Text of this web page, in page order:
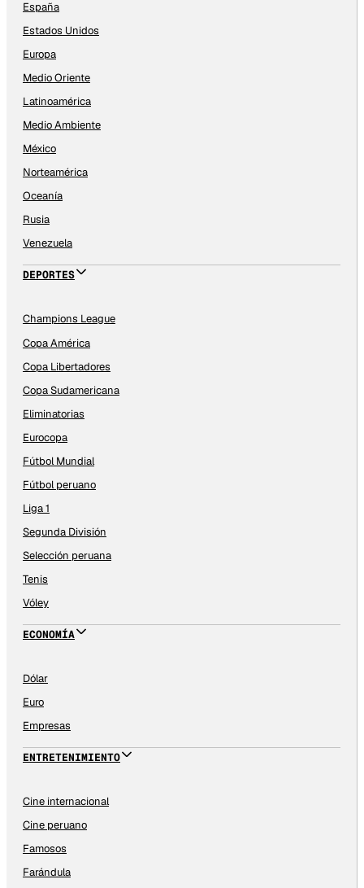
España
Estados Unidos
Europa
Medio Oriente
Latinoamérica
Medio Ambiente
México
Norteamérica
Oceanía
Rusia
Venezuela
DEPORTES
Champions League
Copa América
Copa Libertadores
Copa Sudamericana
Eliminatorias
Eurocopa
Fútbol Mundial
Fútbol peruano
Liga 1
Segunda División
Selección peruana
Tenis
Vóley
ECONOMÍA
Dólar
Euro
Empresas
ENTRETENIMIENTO
Cine internacional
Cine peruano
Famosos
Farándula